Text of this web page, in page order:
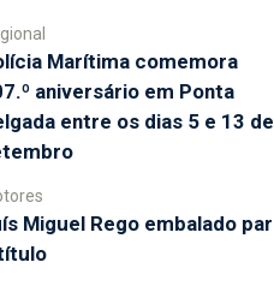
Marítima comemora
aniversário em Ponta
entre os dias 5 e 13 de
Miguel Rego embalado